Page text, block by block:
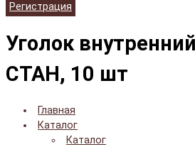
Регистрация
Уголок
СТАН, 10 шт
Главная
Каталог
Каталог